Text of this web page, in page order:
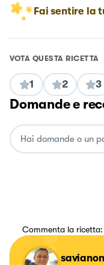
Fai sentire la
VOTA QUESTA RICETTA
1 2 3
Domande e
Commenta la